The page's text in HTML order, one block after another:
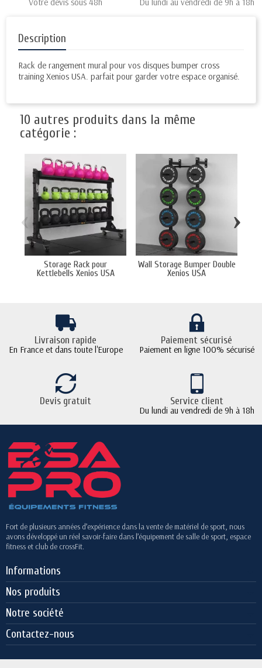
Description
Rack de rangement mural pour vos disques bumper cross
training Xenios USA. parfait pour garder votre espace organisé.
10 autres produits dans la même
catégorie :
Storage Rack pour
Kettlebells Xenios USA
Wall Storage Bumper Double
Xenios USA
‹ ›
Livraison rapide
En France et dans toute l'Europe
Paiement sécurisé
Paiement en ligne 100% sécurisé
Devis gratuit Service client
Du lundi au vendredi de 9h à 18h
Fort de plusieurs années d’expérience dans la vente de matériel de sport, nous
avons développé un réel savoir-faire dans l’équipement de salle de sport, espace
fitness et club de crossFit.
Informations
Nos produits
Notre société
Contactez-nous